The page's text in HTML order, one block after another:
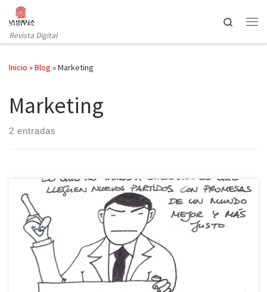
Saltar al contenido
Revista Digital
Search
Inicio »Blog »Marketing
Marketing
2 entradas
Mariano Rajoy, el popular showman televisivo, dijo hace unos días
que hay que tener cuidado con esos partidos que hacen
promesas imposibles de cumplir, porque generan mucha
frustración. Lo de los tres millones de empleos, ya tal.